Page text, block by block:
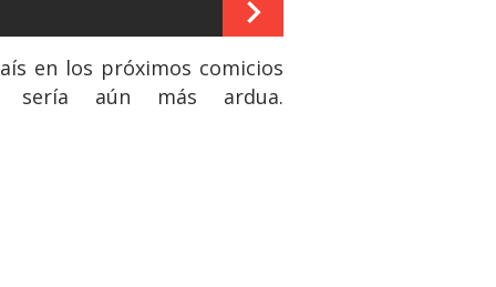
en los próximos comicios
sería aún más ardua.